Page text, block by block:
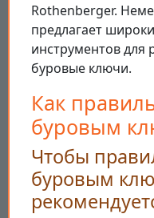
Rothenberger.
предлагает
инструментов для
буровые ключи.
Как
буровым
Чтобы
буровым